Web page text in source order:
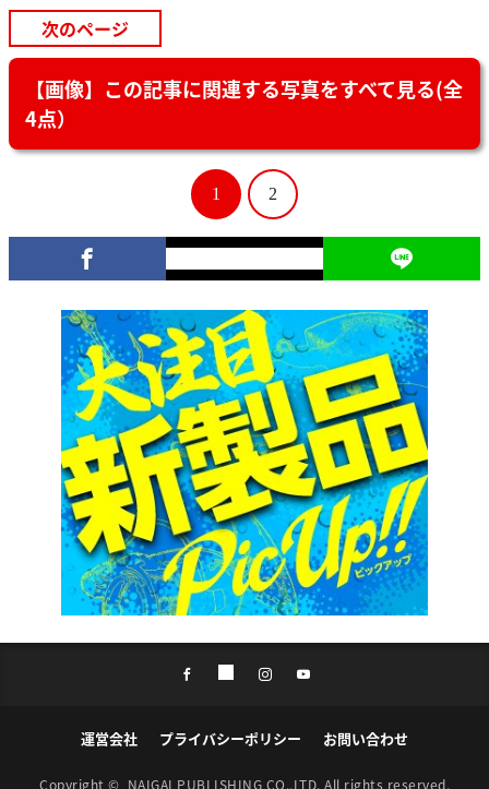
次のページ
【画像】この記事に関連する写真をすべて見る(全
4点）
1 2
運営会社 プライバシーポリシー お問い合わせ
Copyright © NAIGAI PUBLISHING CO.,LTD. All rights reserved.